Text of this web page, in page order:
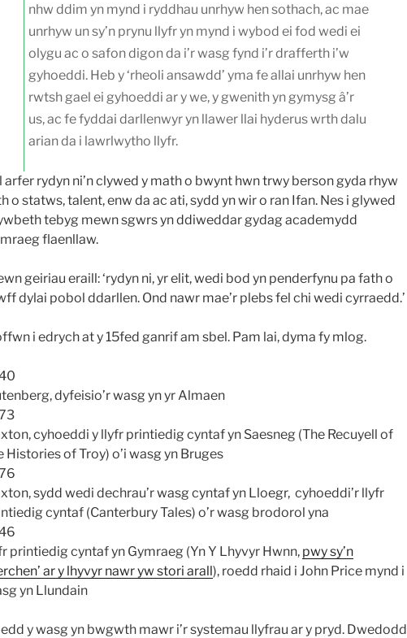
nhw ddim yn mynd i ryddhau unrhyw hen sothach, ac mae
unrhyw un sy’n prynu llyfr yn mynd i wybod ei fod wedi ei
olygu ac o safon digon da i’r wasg fynd i’r drafferth i’w
gyhoeddi. Heb y ‘rheoli ansawdd’ yma fe allai unrhyw hen
rwtsh gael ei gyhoeddi ar y we, y gwenith yn gymysg â’r
us, ac fe fyddai darllenwyr yn llawer llai hyderus wrth dalu
arian da i lawrlwytho llyfr.
arfer rydyn ni’n clywed y math o bwynt hwn trwy berson gyda rhyw
o statws, talent, enw da ac ati, sydd yn wir o ran Ifan. Nes i glywed
tebyg mewn sgwrs yn ddiweddar gydag academydd
flaenllaw.
geiriau eraill: ‘rydyn ni, yr elit, wedi bod yn penderfynu pa fath o
dylai pobol ddarllen. Ond nawr mae’r plebs fel chi wedi cyrraedd.’
i edrych at y 15fed ganrif am sbel. Pam lai, dyma fy mlog.
dyfeisio’r wasg yn yr Almaen
cyhoeddi y llyfr printiedig cyntaf yn Saesneg (The Recuyell of
Histories of Troy) o’i wasg yn Bruges
sydd wedi dechrau’r wasg cyntaf yn Lloegr, cyhoeddi’r llyfr
cyntaf (Canterbury Tales) o’r wasg brodorol yna
printiedig cyntaf yn Gymraeg (Yn Y Lhyvyr Hwnn, pwy sy’n
ar y lhyvyr nawr yw stori arall), roedd rhaid i John Price mynd i
yn Llundain
y wasg yn bwgwth mawr i’r systemau llyfrau ar y pryd. Dwedodd